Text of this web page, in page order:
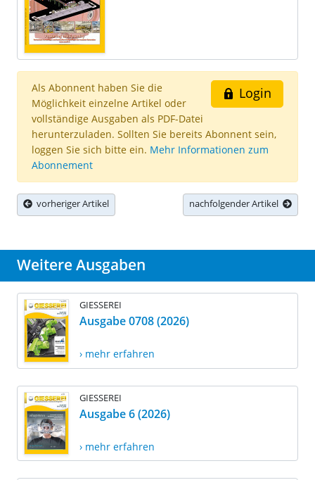
Login
Als Abonnent haben Sie die
Möglichkeit einzelne Artikel oder
vollständige Ausgaben als PDF-Datei
herunterzuladen. Sollten Sie bereits Abonnent sein,
loggen Sie sich bitte ein. Mehr Informationen zum
Abonnement
vorheriger Artikel nachfolgender Artikel
Weitere Ausgaben
GIESSEREI
Ausgabe 0708 (2026)
› mehr erfahren
GIESSEREI
Ausgabe 6 (2026)
› mehr erfahren